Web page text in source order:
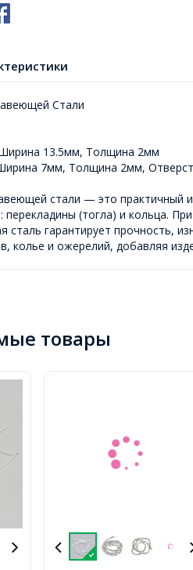
Стали
13.5мм, Толщина 2мм
7мм, Толщина 2мм,
стали — это практичный
перекладины (тогла) и кольца.
гарантирует прочность,
колье и ожерелий, добавляя
товары